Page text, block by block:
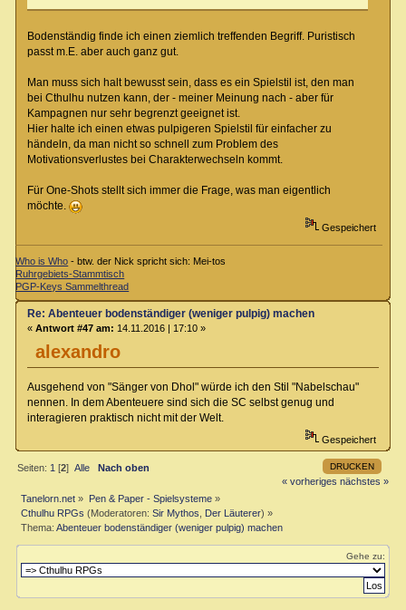
Bodenständig finde ich einen ziemlich treffenden Begriff. Puristisch
passt m.E. aber auch ganz gut.
Man muss sich halt bewusst sein, dass es ein Spielstil ist, den man
bei Cthulhu nutzen kann, der - meiner Meinung nach - aber für
Kampagnen nur sehr begrenzt geeignet ist.
Hier halte ich einen etwas pulpigeren Spielstil für einfacher zu
händeln, da man nicht so schnell zum Problem des
Motivationsverlustes bei Charakterwechseln kommt.
Für One-Shots stellt sich immer die Frage, was man eigentlich
möchte.
Gespeichert
Who is Who - btw. der Nick spricht sich: Mei-tos
Ruhrgebiets-Stammtisch
PGP-Keys Sammelthread
alexandro
Re: Abenteuer bodenständiger (weniger pulpig) machen
« Antwort #47 am: 14.11.2016 | 17:10 »
Ausgehend von "Sänger von Dhol" würde ich den Stil "Nabelschau"
nennen. In dem Abenteuere sind sich die SC selbst genug und
interagieren praktisch nicht mit der Welt.
Gespeichert
DRUCKEN
Seiten: 1 [2]Alle
Nach oben
« vorheriges nächstes »
Tanelorn.net » Pen & Paper - Spielsysteme»
Cthulhu RPGs (Moderatoren:Sir Mythos Der Läuterer) »
Thema:Abenteuer bodenständiger (weniger pulpig) machen
Gehe zu: